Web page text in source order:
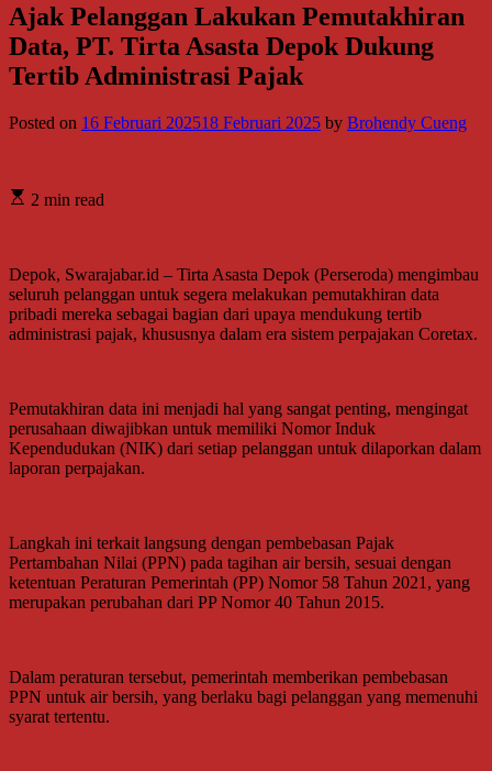
Ajak Pelanggan Lakukan Pemutakhiran
Data, PT. Tirta Asasta Depok Dukung
Tertib Administrasi Pajak
Posted on 16 Februari 202518 Februari 2025 by Brohendy Cueng
2 min read
Depok, Swarajabar.id – Tirta Asasta Depok (Perseroda) mengimbau
seluruh pelanggan untuk segera melakukan pemutakhiran data
pribadi mereka sebagai bagian dari upaya mendukung tertib
administrasi pajak, khususnya dalam era sistem perpajakan Coretax.
Pemutakhiran data ini menjadi hal yang sangat penting, mengingat
perusahaan diwajibkan untuk memiliki Nomor Induk
Kependudukan (NIK) dari setiap pelanggan untuk dilaporkan dalam
laporan perpajakan.
Langkah ini terkait langsung dengan pembebasan Pajak
Pertambahan Nilai (PPN) pada tagihan air bersih, sesuai dengan
ketentuan Peraturan Pemerintah (PP) Nomor 58 Tahun 2021, yang
merupakan perubahan dari PP Nomor 40 Tahun 2015.
Dalam peraturan tersebut, pemerintah memberikan pembebasan
PPN untuk air bersih, yang berlaku bagi pelanggan yang memenuhi
syarat tertentu.